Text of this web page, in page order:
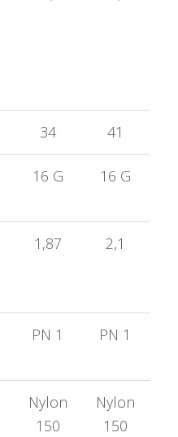
34 41
16 G 16 G
1,87 2,1
PN 1 PN 1
Nylon
150
Nylon
150